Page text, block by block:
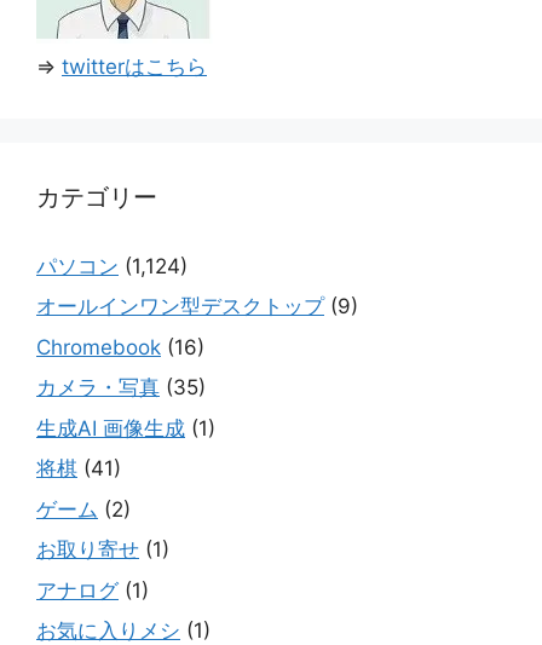
⇒ twitterはこちら
カテゴリー
パソコン (1,124)
オールインワン型デスクトップ(9)
Chromebook (16)
カメラ・写真 (35)
生成AI 画像生成 (1)
将棋 (41)
ゲーム (2)
お取り寄せ (1)
アナログ(1)
お気に入りメシ (1)